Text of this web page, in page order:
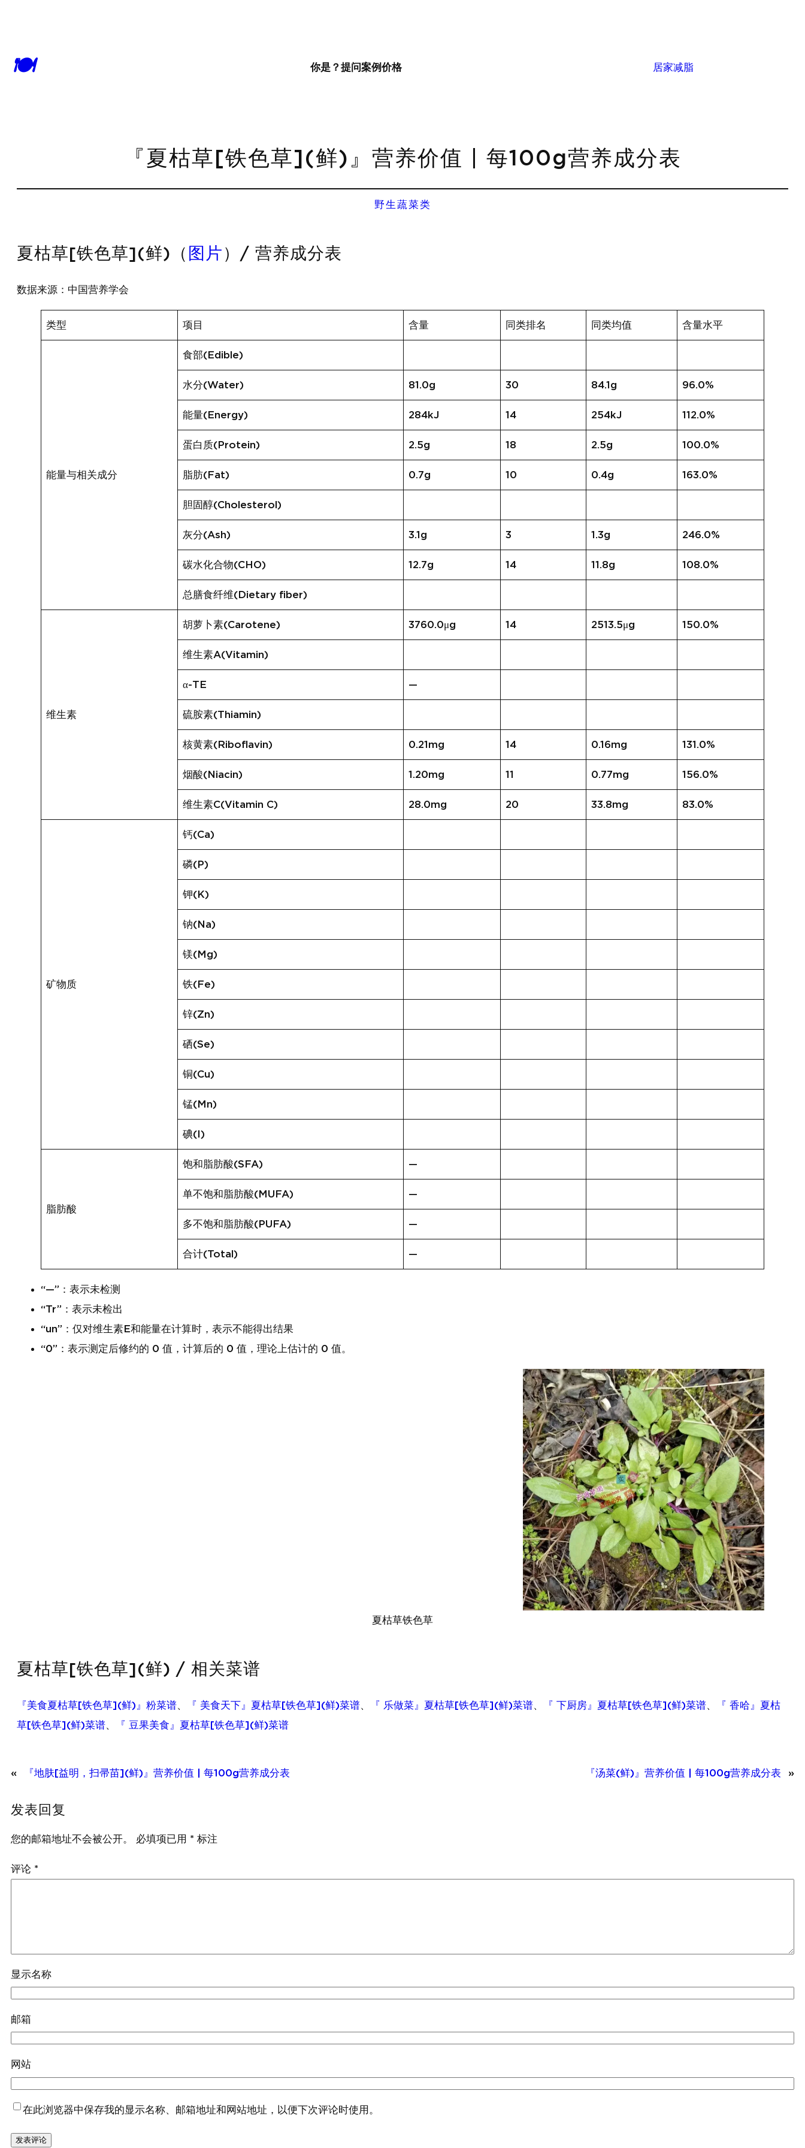
🍽 你是？ 提问案例价格 居家减脂
『夏枯草[铁色草](鲜)』营养价值 | 每100g营养成分表
野生蔬菜类
夏枯草[铁色草](鲜)（ 图片 ）/ 营养成分表
数据来源：中国营养学会
类型 项目 含量 同类排名 同类均值 含量水平
能量与相关成分
食部(Edible)
水分(Water) 81.0g 30 84.1g 96.0%
能量(Energy) 284kJ 14 254kJ 112.0%
蛋白质(Protein) 2.5g 18 2.5g 100.0%
脂肪(Fat) 0.7g 10 0.4g 163.0%
胆固醇(Cholesterol)
灰分(Ash) 3.1g 3 1.3g 246.0%
碳水化合物(CHO) 12.7g 14 11.8g 108.0%
总膳食纤维(Dietary fiber)
维生素
胡萝卜素(Carotene) 3760.0μg 14 2513.5μg 150.0%
维生素A(Vitamin)
α-TE —
硫胺素(Thiamin)
核黄素(Riboflavin) 0.21mg 14 0.16mg 131.0%
烟酸(Niacin) 1.20mg 11 0.77mg 156.0%
维生素C(Vitamin C) 28.0mg 20 33.8mg 83.0%
矿物质
钙(Ca)
磷(P)
钾(K)
钠(Na)
镁(Mg)
铁(Fe)
锌(Zn)
硒(Se)
铜(Cu)
锰(Mn)
碘(I)
脂肪酸
饱和脂肪酸(SFA) —
单不饱和脂肪酸(MUFA) —
多不饱和脂肪酸(PUFA) —
合计(Total) —
“—”：表示未检测
“Tr”：表示未检出
“un”：仅对维生素E和能量在计算时，表示不能得出结果
“0”：表示测定后修约的 0 值，计算后的 0 值，理论上估计的 0 值。
夏枯草铁色草
夏枯草[铁色草](鲜) / 相关菜谱
『美食夏枯草[铁色草](鲜)』粉菜谱、 『 美食天下』夏枯草[铁色草](鲜)菜谱、 『 乐做菜』夏枯草[铁色草](鲜)菜谱、 『 下厨房』夏枯草[铁色草](鲜)菜谱、
『 香哈』夏枯
草[铁色草](鲜)菜谱、 『 豆果美食』夏枯草[铁色草](鲜)菜谱
« 『地肤[益明，扫帚苗](鲜)』营养价值 | 每100g营养成分表 『汤菜(鲜)』营养价值 | 每100g营养成分表 »
发表回复
您的邮箱地址不会被公开。 必填项已用 * 标注
评论 *
显示名称
邮箱
网站
在此浏览器中保存我的显示名称、邮箱地址和网站地址，以便下次评论时使用。